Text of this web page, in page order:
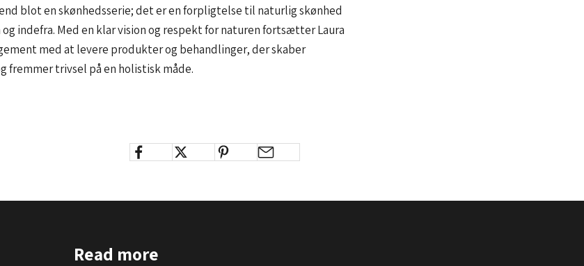
blot en skønhedsserie; det er en forpligtelse til naturlig skønhed
indefra. Med en klar vision og respekt for naturen fortsætter Laura
med at levere produkter og behandlinger, der skaber
fremmer trivsel på en holistisk måde.
Read more